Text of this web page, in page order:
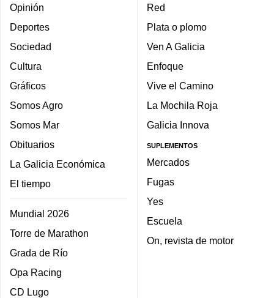
Opinión
Deportes
Sociedad
Cultura
Gráficos
Somos Agro
Somos Mar
Obituarios
La Galicia Económica
El tiempo
Mundial 2026
Torre de Marathon
Grada de Río
Opa Racing
CD Lugo
Red
Plata o plomo
Ven A Galicia
Enfoque
Vive el Camino
La Mochila Roja
Galicia Innova
SUPLEMENTOS
Mercados
Fugas
Yes
Escuela
On, revista de motor